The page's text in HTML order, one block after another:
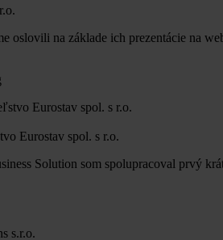
oslovili na základe ich prezentácie na
Eurostav spol. s r.o.
Solution som spolupracoval prvý